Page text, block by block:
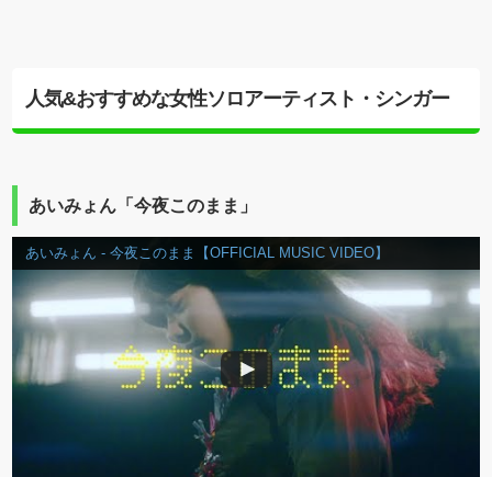
人気&おすすめな女性ソロアーティスト・シンガー
あいみょん「今夜このまま」
あいみょん - 今夜このまま【OFFICIAL MUSIC VIDEO】